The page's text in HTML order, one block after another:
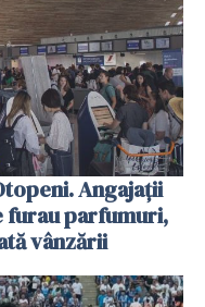
Angajații
furau parfumuri,
vânzării